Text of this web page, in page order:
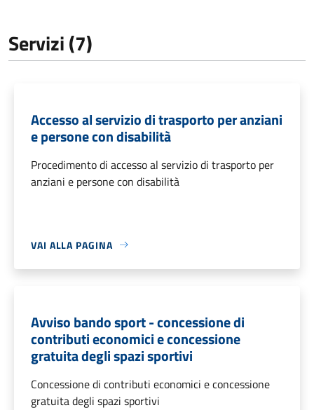
Servizi (7)
Accesso al servizio di trasporto per anziani
e persone con disabilità
Procedimento di accesso al servizio di trasporto per
anziani e persone con disabilità
VAI ALLA PAGINA
Avviso bando sport - concessione di
contributi economici e concessione
gratuita degli spazi sportivi
Concessione di contributi economici e concessione
gratuita degli spazi sportivi